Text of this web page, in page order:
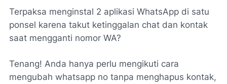
Terpaksa menginstal 2 aplikasi WhatsApp di satu
ponsel karena takut ketinggalan chat dan kontak
saat mengganti nomor WA?
Tenang! Anda hanya perlu mengikuti cara
mengubah whatsapp no tanpa menghapus kontak,